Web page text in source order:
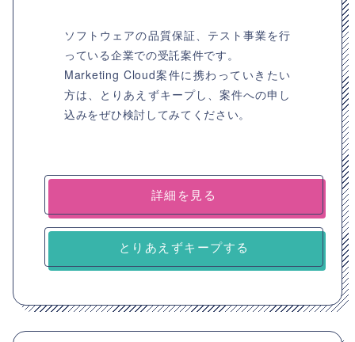
ソフトウェアの品質保証、テスト事業を行
っている企業での受託案件です。
Marketing Cloud案件に携わっていきたい
方は、とりあえずキープし、案件への申し
込みをぜひ検討してみてください。
詳細を見る
とりあえずキープする